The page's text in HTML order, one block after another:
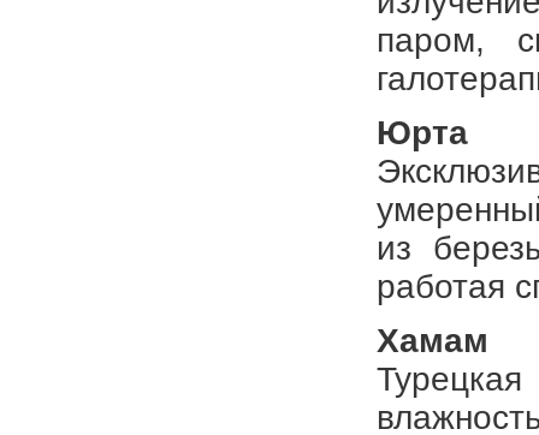
паром,
Юрта
из
работая
Хамам